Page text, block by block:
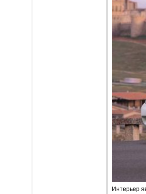
Интерьер